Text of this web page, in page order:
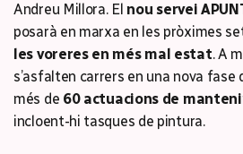
Andreu Millora. Elnou servei
posarà en marxa en les pròximes
les voreres en més mal estat. A
s’asfalten carrers en una nova fase
més de 60 actuacions de
incloent-hi tasques de pintura.